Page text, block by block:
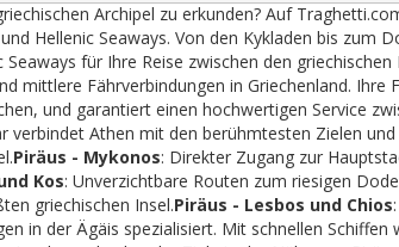
Archipel zu erkunden? Auf
Hellenic Seaways. Von den Kykladen bis zum
für Ihre Reise zwischen den griechischen
mittlere Fährverbindungen in Griechenland. Ihre
und garantiert einen hochwertigen Service
verbindet Athen mit den berühmtesten Zielen
Piräus - Mykonos: Direkter Zugang zur
Kos: Unverzichtbare Routen zum riesigen
griechischen Insel.Piräus - Lesbos und Chios
in der Ägäis spezialisiert. Mit schnellen Schiffen